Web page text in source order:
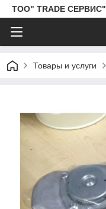
ТОО" TRADE СЕРВИС"
Товары и услуги